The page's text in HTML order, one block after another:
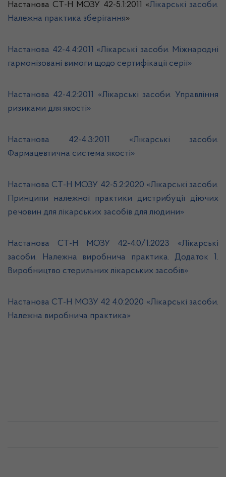
Настанова СТ-Н МОЗУ 42-5.1:2011 «Лікарські засоби.
Належна практика зберігання»
Настанова 42-4.4:2011 «Лікарські засоби. Міжнародні
гармонізовані вимоги щодо сертифікації серії»
Настанова 42-4.2:2011 «Лікарські засоби. Управління
ризиками для якості»
Настанова 42-4.3:2011 «Лікарські засоби.
Фармацевтична система якості»
Настанова СТ-Н МОЗУ 42-5.2:2020 «Лікарські засоби.
Принципи належної практики дистрибуції діючих
речовин для лікарських засобів для людини»
Настанова СТ-Н МОЗУ 42-4.0/1:2023 «Лікарські
засоби. Належна виробнича практика. Додаток 1.
Виробництво стерильних лікарських засобів»
Настанова СТ-Н МОЗУ 42 4.0:2020 «Лікарські засоби.
Належна виробнича практика»